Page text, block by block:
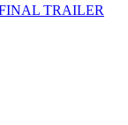
TRAILER